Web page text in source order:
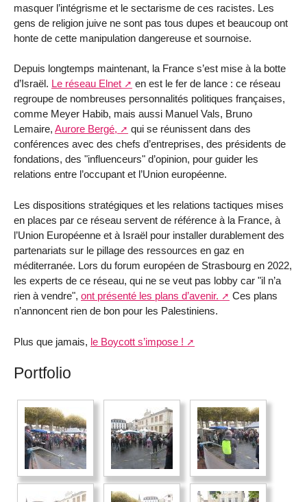
masquer l’intégrisme et le sectarisme de ces racistes. Les
gens de religion juive ne sont pas tous dupes et beaucoup ont
honte de cette manipulation dangereuse et sournoise.
Depuis longtemps maintenant, la France s’est mise à la botte
d’Israël. Le réseau Elnet
en est le fer de lance : ce réseau
regroupe de nombreuses personnalités politiques françaises,
comme Meyer Habib, mais aussi Manuel Vals, Bruno
Lemaire, Aurore Bergé,
qui se réunissent dans des
conférences avec des chefs d’entreprises, des présidents de
fondations, des "influenceurs" d’opinion, pour guider les
relations entre l’occupant et l’Union européenne.
Les dispositions stratégiques et les relations tactiques mises
en places par ce réseau servent de référence à la France, à
l’Union Européenne et à Israël pour installer durablement des
partenariats sur le pillage des ressources en gaz en
méditerranée. Lors du forum européen de Strasbourg en 2022,
les experts de ce réseau, qui ne se veut pas lobby car "il n’a
rien à vendre", ont présenté les plans d’avenir.
Ces plans
n’annoncent rien de bon pour les Palestiniens.
Plus que jamais, le Boycott s’impose !
Portfolio